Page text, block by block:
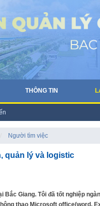
THÔNG TIN
Người tìm việc
quản lý và logistic
Bắc Giang. Tôi đã tốt nghiệp